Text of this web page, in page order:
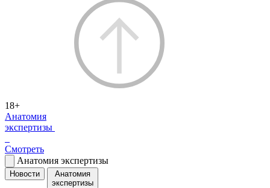
18+
Анатомия
экспертизы
Смотреть
Анатомия экспертизы
Новости
Анатомия
экспертизы